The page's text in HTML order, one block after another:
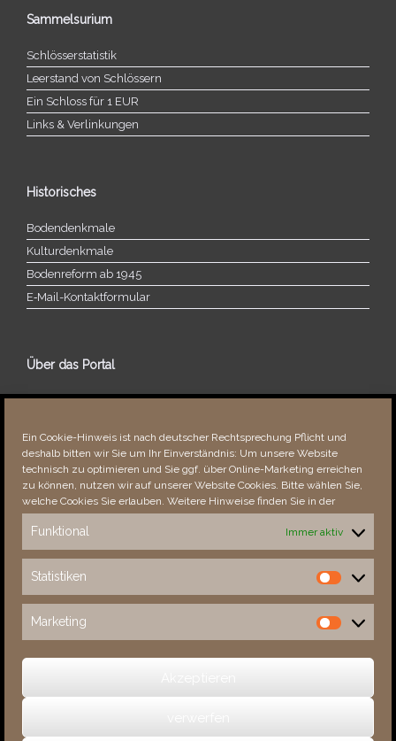
Ein Cookie-Hinweis ist nach deutscher Rechtsprechung Pflicht und
deshalb bitten wir Sie um Ihr Einverständnis: Um unsere Website
technisch zu optimieren und Sie ggf. über Online-Marketing erreichen
zu können, nutzen wir auf unserer Website Cookies. Bitte wählen Sie,
welche Cookies Sie erlauben. Weitere Hinweise finden Sie in der
Funktional Immer aktiv
Statistiken
Statistiken
Marketing
Marketing
Sammelsurium
Schlösserstatistik
Leerstand von Schlössern
Ein Schloss für 1 EUR
Links & Verlinkungen
Historisches
Bodendenkmale
Kulturdenkmale
Bodenreform ab 1945
E‑Mail-​​Kontaktformular
Über das Portal
Über dieses Portal
Fehler bemerkt?
Besucher seit 08/​2021
This Week
33433